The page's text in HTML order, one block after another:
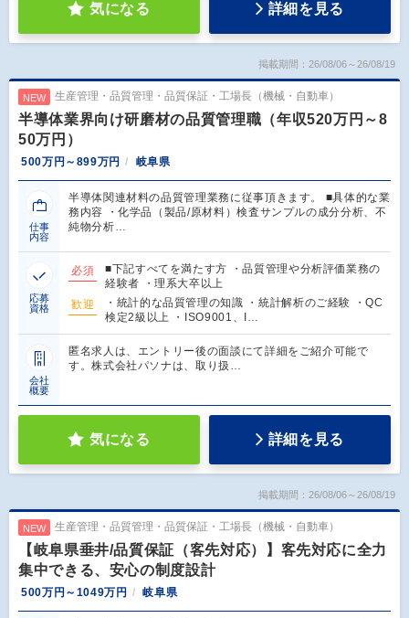
気になる 詳細を見る
掲載期間：26/08/06～26/08/19
NEW 生産管理・品質管理・品質保証・工場長（機械・自動車）
半導体業界向け研磨材の品質管理職（年収520万円～8
50万円）
500万円～899万円 岐阜県
仕事
内容
半導体関連材料の品質管理業務に従事頂きます。 ■具体的な業
務内容 ・化学品（製品/原材料）検査サンプルの成分分析、不
純物分析…
応募
資格
必須
■下記すべてを満たす方 ・品質管理や分析評価業務の
経験者 ・理系大卒以上
歓迎
・統計的な品質管理の知識 ・統計解析のご経験 ・QC
検定2級以上 ・ISO9001、I…
会社
概要
匿名求人は、エントリー後の面談にて詳細をご紹介可能で
す。株式会社パソナは、取り扱…
気になる 詳細を見る
掲載期間：26/08/06～26/08/19
NEW 生産管理・品質管理・品質保証・工場長（機械・自動車）
【岐阜県垂井/品質保証（客先対応）】客先対応に全力
集中できる、安心の制度設計
500万円～1049万円 岐阜県